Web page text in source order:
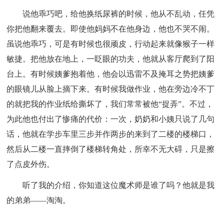
说他乖巧吧，给他换纸尿裤的时候，他从不乱动，任凭
你把他翻来覆去。即使他妈妈不在他身边，他也不哭不闹。
虽说他乖巧，可是有时候也很顽皮，行动起来就像猴子一样
敏捷。把他放在地上，一眨眼的功夫，他就从客厅爬到了阳
台上。有时候姨爹抱着他，他会以迅雷不及掩耳之势把姨爹
的眼镜儿从脸上摘下来。有时候我做作业，他在旁边冷不丁
的就把我的作业纸给撕坏了，我们常常被他“捉弄”。不过，
为此他也付出了惨痛的代价：一次，奶奶和小姨只说了几句
话，他就在学步车里三步并作两步的来到了二楼的楼梯口，
然后从二楼一直摔倒了楼梯转角处，所幸不无大碍，只是擦
了点皮外伤。
听了我的介绍，你知道这位魔术师是谁了吗？他就是我
的弟弟——淘淘。